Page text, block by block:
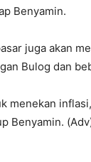
Benyamin.
juga akan
Bulog dan
menekan
Benyamin.